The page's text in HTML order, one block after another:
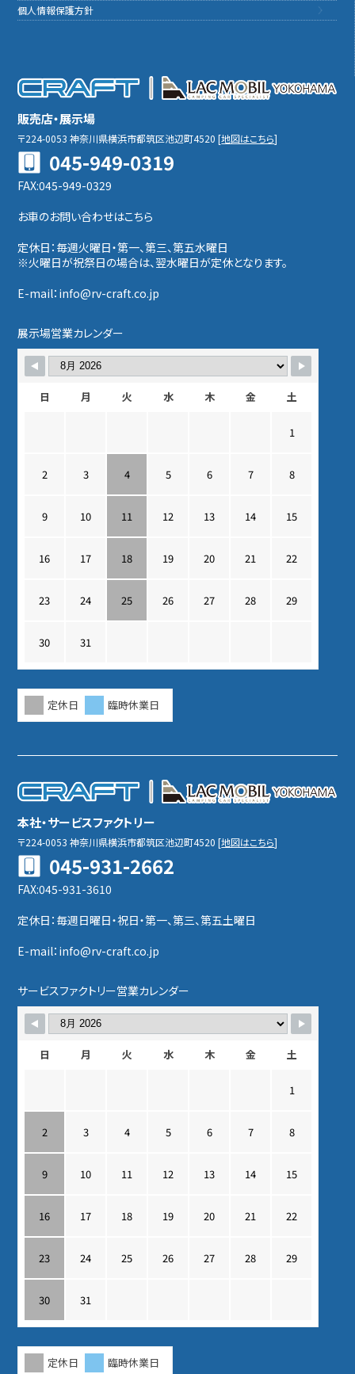
個人情報保護方針
販売店・展示場
〒224-0053神奈川県横浜市都筑区池辺町4520[地図はこちら]
045-949-0319
FAX:045-949-0329
お車のお問い合わせはこちら
定休日：毎週火曜日・第一、第三、第五水曜日
※火曜日が祝祭日の場合は、翌水曜日が定休となります。
E-mail：info@rv-craft.co.jp
展示場営業カレンダー
日 月 火 水 木 金 土
1
2 3 4 5 6 7 8
9 10 11 12 13 14 15
16 17 18 19 20 21 22
23 24 25 26 27 28 29
30 31
定休日 臨時休業日
本社・サービスファクトリー
〒224-0053神奈川県横浜市都筑区池辺町4520[地図はこちら]
045-931-2662
FAX:045-931-3610
定休日：毎週日曜日・祝日・第一、第三、第五土曜日
E-mail：info@rv-craft.co.jp
サービスファクトリー営業カレンダー
日 月 火 水 木 金 土
1
2 3 4 5 6 7 8
9 10 11 12 13 14 15
16 17 18 19 20 21 22
23 24 25 26 27 28 29
30 31
定休日 臨時休業日